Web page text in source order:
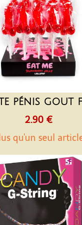
pénis gout
2.90 €
qu'un seul